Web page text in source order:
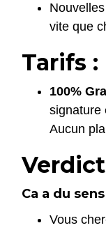
vite que
Tarifs :
100%
signature
Aucun
Ca a du
Vous